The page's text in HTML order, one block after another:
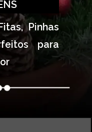
Pinhas
para